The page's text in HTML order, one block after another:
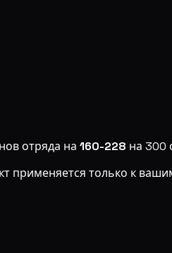
отряда на 160-228 на 300
применяется только к